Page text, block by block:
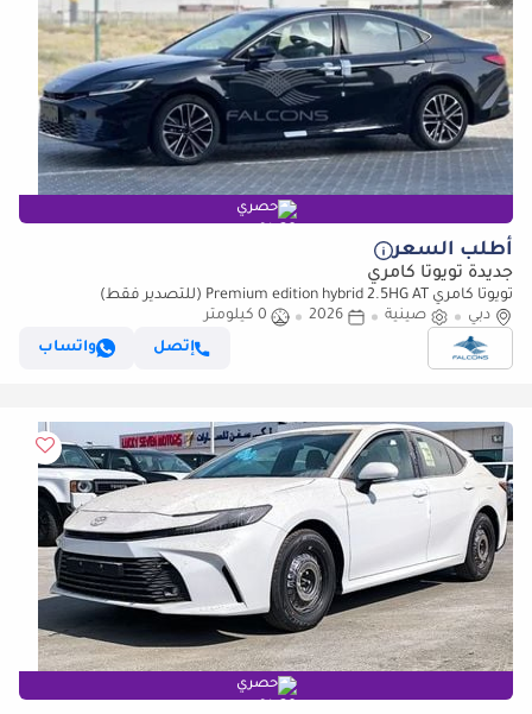
حصري
أطلب السعر
جديدة تويوتا كامري
تويوتا كامري Premium edition hybrid 2.5HG AT (للتصدير فقط)
دبي
صينية 2026
0 كيلومتر
إتصل
واتساب
حصري